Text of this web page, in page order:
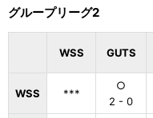
グループリーグ2
WSS GUTS
WSS ***
○
2 - 0